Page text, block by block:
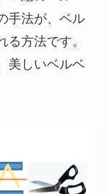
手法が、ベル
方法です。
美しいベルベ